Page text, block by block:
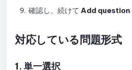
クイズのコピーガイド
試験の削除ガイド
確認し、続けて Add question
対応している問題形式
1. 単一選択